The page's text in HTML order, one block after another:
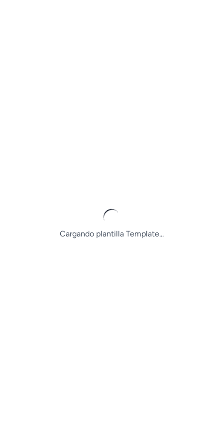
Cargando plantilla Template...